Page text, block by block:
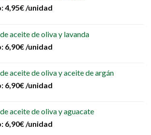
4,95€/unidad
aceite de oliva y lavanda
6,90€/unidad
aceite de oliva y aceite de argán
6,90€/unidad
aceite de oliva y aguacate
6,90€/unidad